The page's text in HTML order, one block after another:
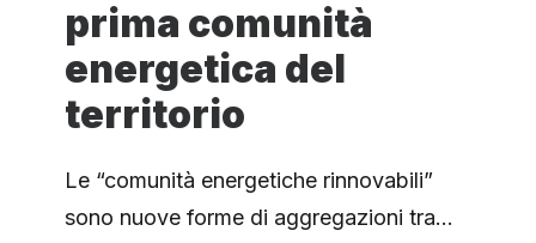
prima comunità
energetica del
territorio
Le “comunità energetiche rinnovabili”
sono nuove forme di aggregazioni tra…